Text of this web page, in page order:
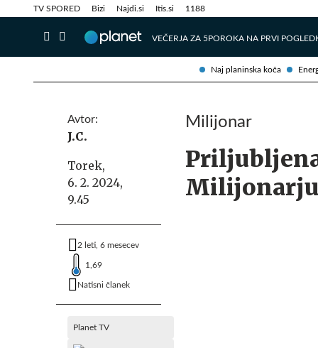
Naj planinska koča
TV SPORED Bizi Najdi.si Itis.si 1188
VEČERJA ZA 5POROKA NA PRVI POGLED
Info in obvestila Tehnik
Avtor:
J.C.
Torek,
6. 2. 2024,
9.45
2 leti, 6 mesecev
1,69
Natisni članek
Planet TV
Milijonar
Milijonarju